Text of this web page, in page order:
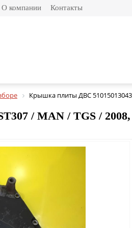
О компании Контакты
Крышка плиты ДВС 51015013043
/ MAN / TGS / 2008,